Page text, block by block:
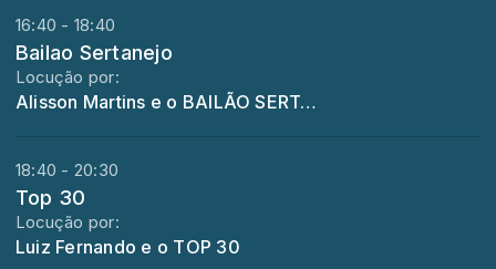
16:40 - 18:40
Bailao Sertanejo
Locução por:
Alisson Martins e o BAILÃO SERTANEJO
18:40 - 20:30
Top 30
Locução por:
Luiz Fernando e o TOP 30